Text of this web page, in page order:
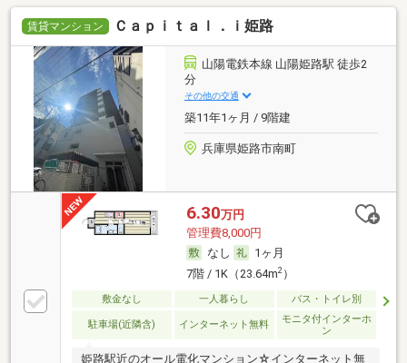
賃貸マンション Ｃａｐｉｔａｌ．ｉ姫路
山陽電鉄本線 山陽姫路駅 徒歩2
分
その他の交通
築11年1ヶ月 / 9階建
兵庫県姫路市南町
6.30万円
管理費8,000円
なし
1ヶ月
7階 / 1K（23.64m2）
敷金なし 一人暮らし バス・トイレ別
駐車場(近隣含) インターネット無料
モニタ付インターホ
ン
姫路駅近のオール電化マンション☆インターネット無